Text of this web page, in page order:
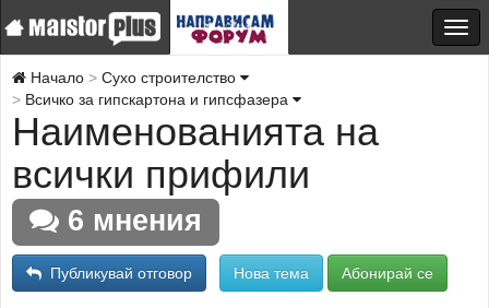
Начало
Сухо строителство
Всичко за гипскартона и гипсфазера
Наименованията на
всички прифили
6 мнения
Публикувай отговор Нова тема Абонирай се